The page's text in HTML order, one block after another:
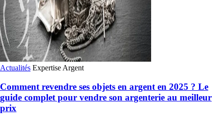
Actualités Expertise Argent
Comment revendre ses objets en argent en 2025 ? Le
guide complet pour vendre son argenterie au meilleur
prix